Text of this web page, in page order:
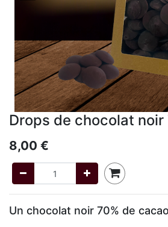
Drops de chocolat noir
8,00 €
Un chocolat noir 70% de